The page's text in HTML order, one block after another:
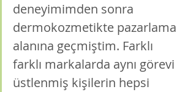
deneyimimden sonra
dermokozmetikte pazarlama
alanına geçmiştim. Farklı
farklı markalarda aynı görevi
üstlenmiş kişilerin hepsi